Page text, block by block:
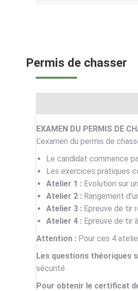
Permis de chasser
EXAMEN DU PERMIS DE
L’examen du permis de
Le candidat commence
Les exercices pratiques
Atelier 1 : Evolution sur
Atelier 2 : Rangement
Atelier 3 : Epreuve de tir
Atelier 4 : Epreuve de tir
Attention : Pour ces 4
Les questions théoriques
sécurité
Pour obtenir le certificat